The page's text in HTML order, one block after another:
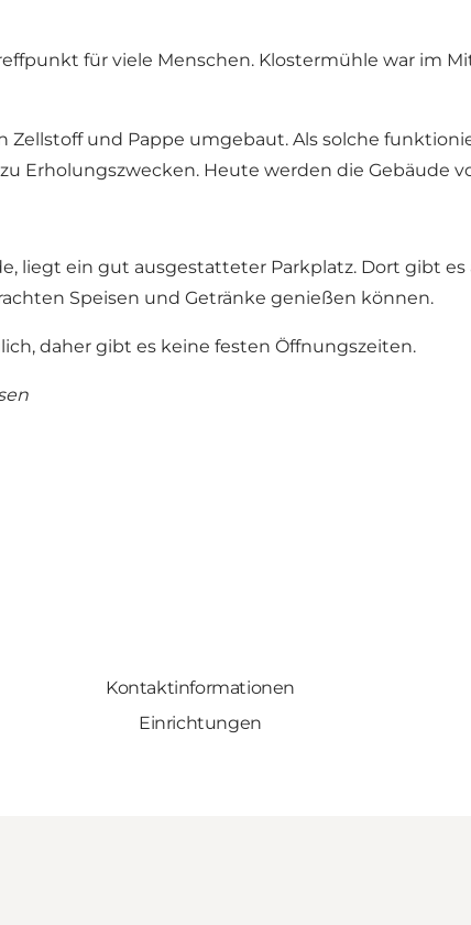
für viele Menschen. Klostermühle war im
und Pappe umgebaut. Als solche
Erholungszwecken. Heute werden die Gebäude
liegt ein gut ausgestatteter Parkplatz. Dort gibt
Speisen und Getränke genießen können.
daher gibt es keine festen Öffnungszeiten.
Kontaktinformationen
Einrichtungen